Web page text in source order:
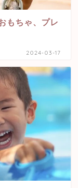
もちゃ、プレ
2024-03-17